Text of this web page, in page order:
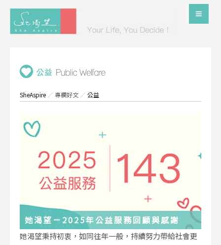
SheAspire ／專欄好文 ／公益
她渴望－2025年公益服務回顧與感謝
她渴望秉持初衷，如同往年一般，持續努力帶給社會更